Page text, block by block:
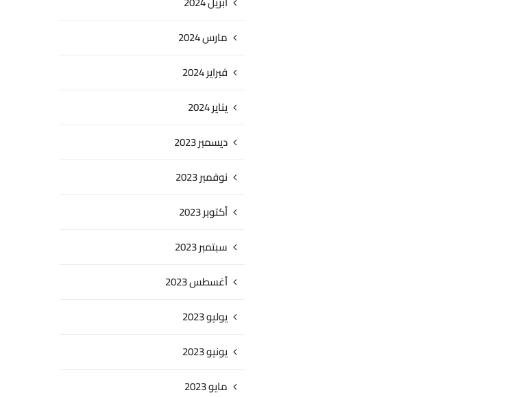
مارس 2024
فبراير 2024
يناير 2024
ديسمبر 2023
نوفمبر 2023
أكتوبر 2023
سبتمبر 2023
أغسطس 2023
يوليو 2023
يونيو 2023
مايو 2023